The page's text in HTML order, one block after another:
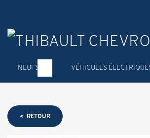
NEUFS VÉHICULES
< RETOUR